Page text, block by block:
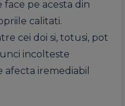
pe acesta din
calitati.
cei doi si, totusi, pot
incolteste
iremediabil